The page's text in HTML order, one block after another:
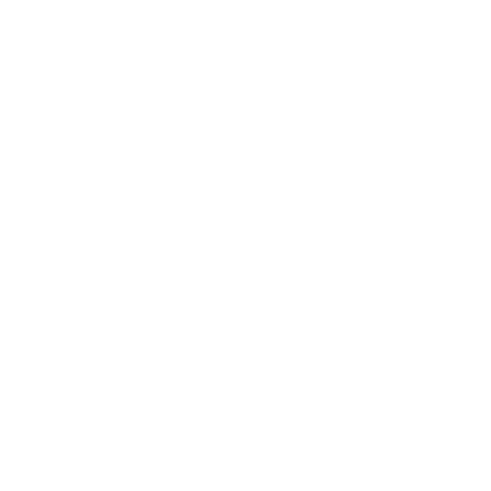
service-ul functioneaza intre orele 11:30 si 23:30.